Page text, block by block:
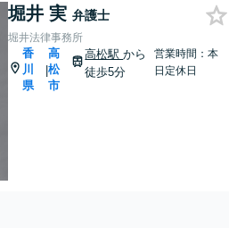
堀井 実 弁護士
堀井法律事務所
香
川
県
|
高
松
市
高松駅から
徒歩5分
営業時間：本
日定休日